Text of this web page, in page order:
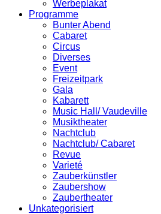
Werbeplakat
Programme
Bunter Abend
Cabaret
Circus
Diverses
Event
Freizeitpark
Gala
Kabarett
Music Hall/ Vaudeville
Musiktheater
Nachtclub
Nachtclub/ Cabaret
Revue
Varieté
Zauberkünstler
Zaubershow
Zaubertheater
Unkategorisiert